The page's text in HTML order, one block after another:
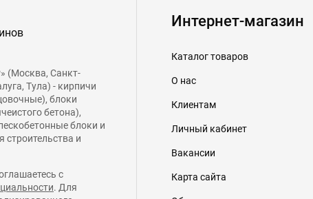
Санкт-
Тула) - кирпичи
блоки
бетона),
блоки и
строительства и
с
. Для
Интернет-магазин
Каталог товаров
О нас
Клиентам
Личный кабинет
Вакансии
Карта сайта